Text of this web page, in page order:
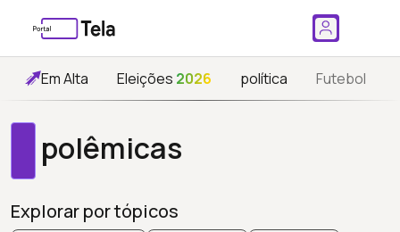
Em Alta Eleições 2026 política Futebol
polêmicas
Explorar por tópicos